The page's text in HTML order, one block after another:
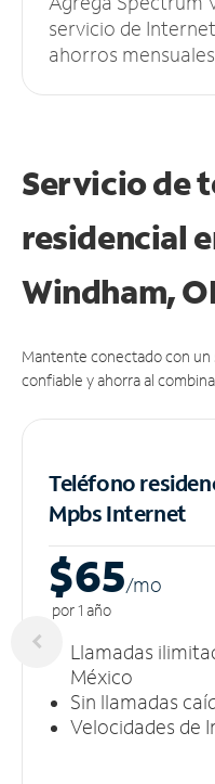
servicio de
ahorros mensuales.
Servicio de
residencial
Windham,
Mantente conectado con
confiable y ahorra al
Teléfono
MpbsInternet
$65/mo
por 1 año
Llamadas
México
Sin llamadas
Velocidades de